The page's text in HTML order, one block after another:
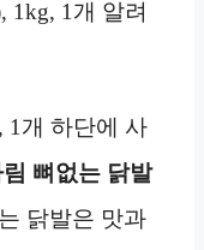
, 1kg, 1개 알려
1개 하단에 사
뼈없는 닭발
닭발은 맛과